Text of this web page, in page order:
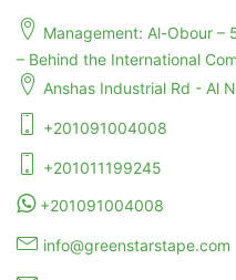
Management: Al-Obour –
– Behind the International
Anshas Industrial Rd - Al
+201091004008
+201011199245
+201091004008
info@greenstarstape.com